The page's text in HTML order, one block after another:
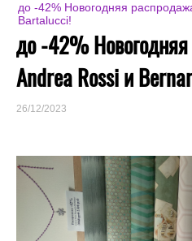
до -42% Новогодняя
Bartalucci!
до -42%
Andrea Rossi и
26/12/2023